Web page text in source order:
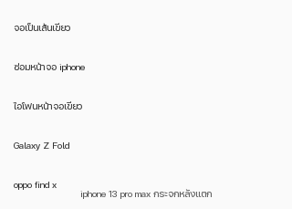
จอเป็นเส้นเขียว
ซ่อมหน้าจอ iphone
ไอโฟนหน้าจอเขียว
Galaxy Z Fold
oppo find x
iphone 13 pro max กระจกหลังแตก